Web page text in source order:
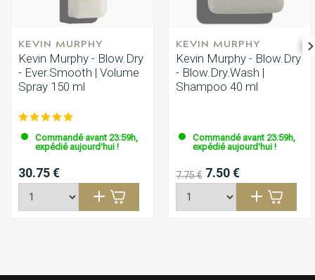
KEVIN MURPHY
Kevin Murphy - Blow.Dry
- Ever.Smooth | Volume
Spray 150 ml
Commandé avant 23:59h,
expédié aujourd'hui !
30.75 €
KEVIN MURPHY
Kevin Murphy - Blow.Dry
- Blow.Dry.Wash |
Shampoo 40 ml
Commandé avant 23:59h,
expédié aujourd'hui !
7.75 € 7.50 €